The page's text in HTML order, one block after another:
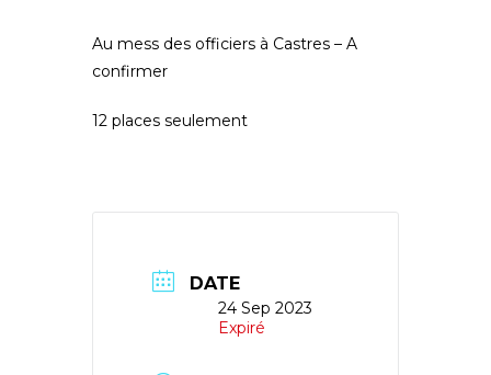
Au mess des officiers à Castres – A
confirmer
12 places seulement
DATE
24 Sep 2023
Expiré